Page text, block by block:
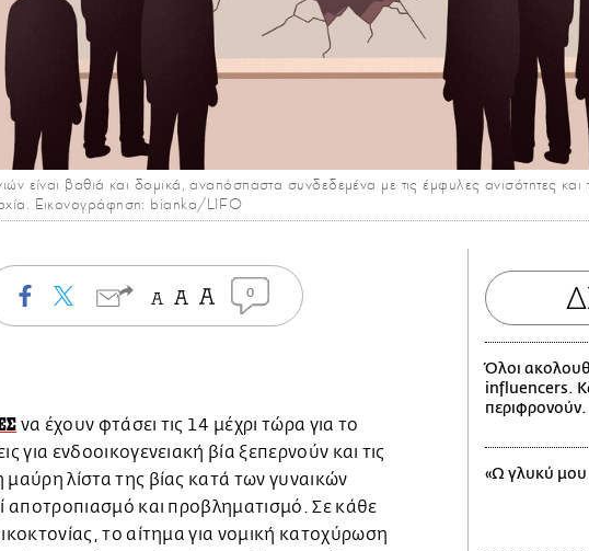
είναι βαθιά και δομικά, αναπόσπαστα συνδεδεμένα με τις έμφυλες ανισότητες και
Εικονογράφηση: bianka/LIFO
0
να έχουν φτάσει τις 14 μέχρι τώρα για το
για ενδοοικογενειακή βία ξεπερνούν και τις
λίστα της βίας κατά των γυναικών
αποτροπιασμό και προβληματισμό. Σε κάθε
το αίτημα για νομική κατοχύρωση
Όλοι
influencers.
περιφρονούν.
«Ω γλυκύ μου